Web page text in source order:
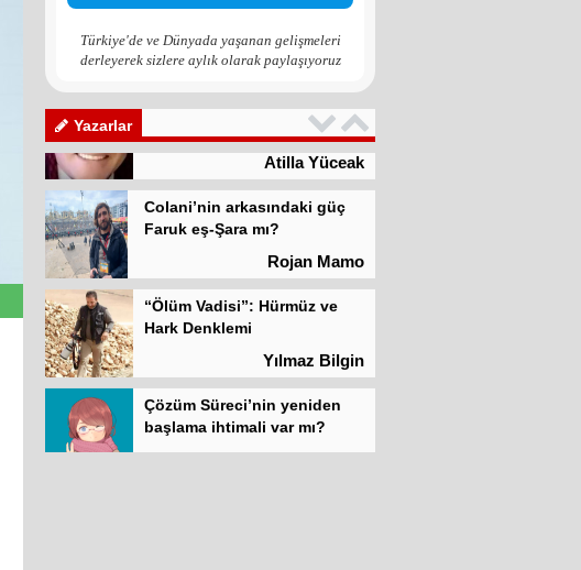
Türkiye'de ve Dünyada yaşanan gelişmeleri
derleyerek sizlere aylık olarak paylaşıyoruz
Yazarlar
Kadına şiddet “Devlet” eliyle
meşrulaştırılıyor
Atilla Yüceak
Colani’nin arkasındaki güç
Faruk eş-Şara mı?
Rojan Mamo
“Ölüm Vadisi”: Hürmüz ve
Hark Denklemi
Çözüm Süreci’nin yeniden
başlama ihtimali var mı?
Zona GPT